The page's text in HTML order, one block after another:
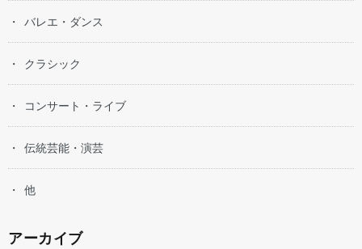
バレエ・ダンス
クラシック
コンサート・ライブ
伝統芸能・演芸
他
アーカイブ